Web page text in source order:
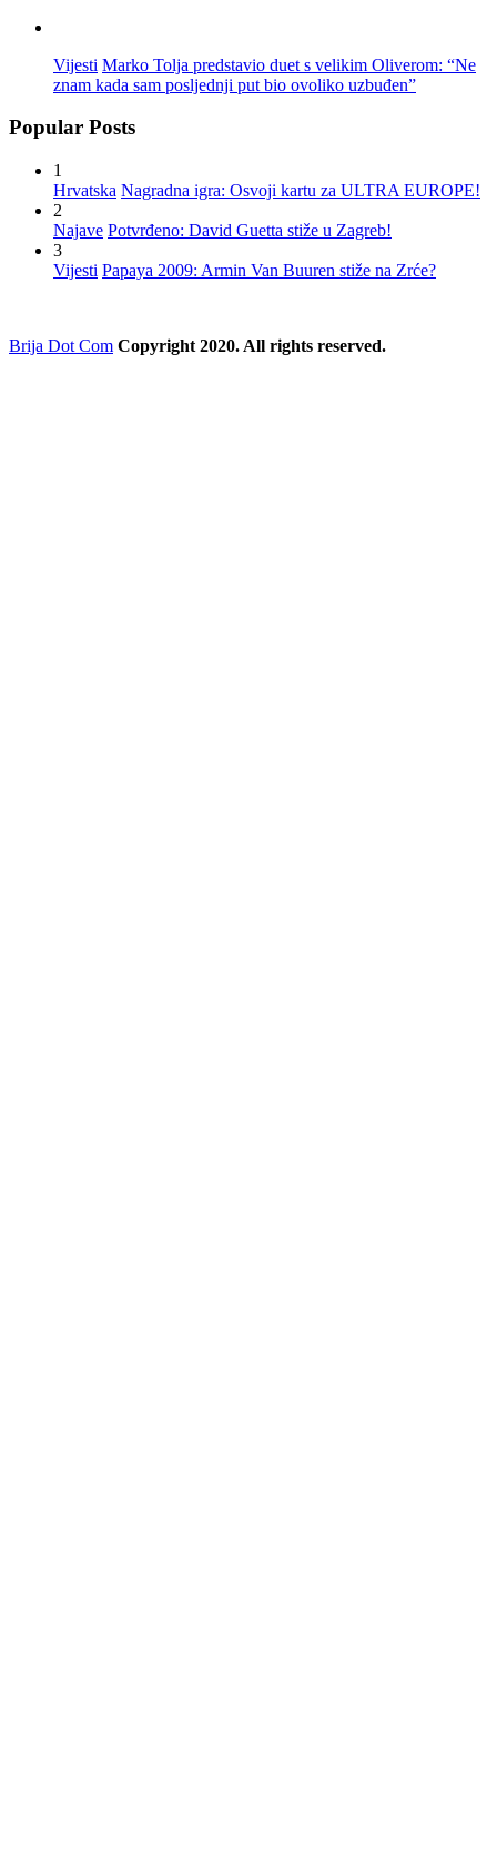
Vijesti Marko Tolja predstavio duet s velikim Oliverom: “Ne
znam kada sam posljednji put bio ovoliko uzbuđen”
Popular Posts
1
Hrvatska Nagradna igra: Osvoji kartu za ULTRA EUROPE!
2
Najave Potvrđeno: David Guetta stiže u Zagreb!
3
Vijesti Papaya 2009: Armin Van Buuren stiže na Zrće?
Brija Dot Com Copyright 2020. All rights reserved.